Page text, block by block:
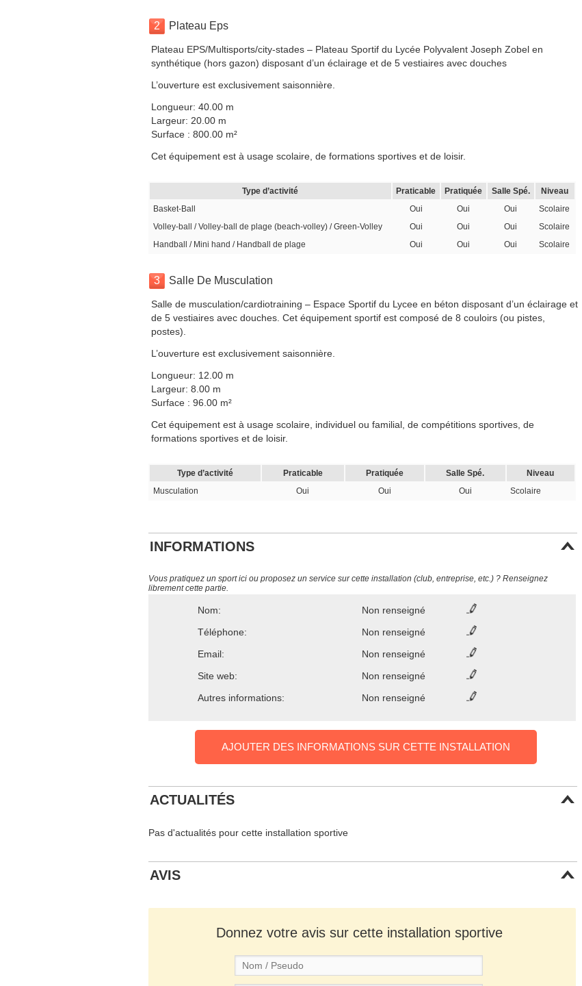
2 Plateau Eps
Plateau EPS/Multisports/city-stades – Plateau Sportif du Lycée Polyvalent Joseph Zobel en
synthétique (hors gazon) disposant d’un éclairage et de 5 vestiaires avec douches
L’ouverture est exclusivement saisonnière.
Longueur: 40.00 m
Largeur: 20.00 m
Surface : 800.00 m²
Cet équipement est à usage scolaire, de formations sportives et de loisir.
Type d’activité Praticable Pratiquée Salle Spé.
Niveau
Basket-Ball
Oui Oui Oui
Scolaire
Volley-ball / Volley-ball de plage (beach-volley) / Green-Volley
Oui Oui Oui
Scolaire
Handball / Mini hand / Handball de plage
Oui Oui Oui Scolaire
3 Salle De Musculation
Salle de musculation/cardiotraining – Espace Sportif du Lycee en béton disposant d’un éclairage et
de 5 vestiaires avec douches. Cet équipement sportif est composé de 8 couloirs (ou pistes,
postes).
L’ouverture est exclusivement saisonnière.
Longueur: 12.00 m
Largeur: 8.00 m
Surface : 96.00 m²
Cet équipement est à usage scolaire, individuel ou familial, de compétitions sportives, de
formations sportives et de loisir.
Type d’activité Praticable Pratiquée Salle Spé.
Niveau
Musculation
Oui Oui Oui Scolaire
INFORMATIONS
Vous pratiquez un sport ici ou proposez un service sur cette installation (club, entreprise, etc.) ? Renseignez
librement cette partie.
Nom:
Non renseigné
Téléphone:
Non renseigné
Email:
Non renseigné
Site web:
Non renseigné
Autres informations:
Non renseigné
AJOUTER DES INFORMATIONS SUR CETTE INSTALLATION
ACTUALITÉS
Pas d'actualités pour cette installation sportive
AVIS
Donnez votre avis sur cette installation sportive